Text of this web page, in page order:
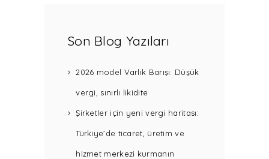
Son Blog Yazıları
2026 model Varlık Barışı: Düşük
vergi, sınırlı likidite
Şirketler için yeni vergi haritası:
Türkiye’de ticaret, üretim ve
hizmet merkezi kurmanın